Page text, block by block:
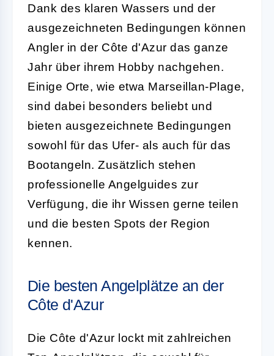
Dank des klaren Wassers und der
ausgezeichneten Bedingungen können
Angler in der Côte d'Azur das ganze
Jahr über ihrem Hobby nachgehen.
Einige Orte, wie etwa Marseillan-Plage,
sind dabei besonders beliebt und
bieten ausgezeichnete Bedingungen
sowohl für das Ufer- als auch für das
Bootangeln. Zusätzlich stehen
professionelle Angelguides zur
Verfügung, die ihr Wissen gerne teilen
und die besten Spots der Region
kennen.
Die besten Angelplätze an der
Côte d'Azur
Die Côte d'Azur lockt mit zahlreichen